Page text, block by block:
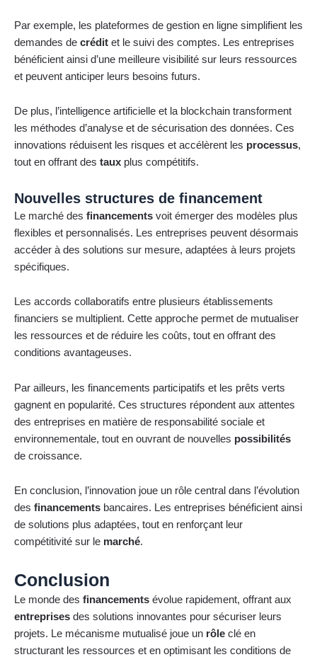
Par exemple, les plateformes de gestion en ligne simplifient les
demandes de crédit et le suivi des comptes. Les entreprises
bénéficient ainsi d’une meilleure visibilité sur leurs ressources
et peuvent anticiper leurs besoins futurs.
De plus, l’intelligence artificielle et la blockchain transforment
les méthodes d’analyse et de sécurisation des données. Ces
innovations réduisent les risques et accélèrent les processus,
tout en offrant des taux plus compétitifs.
Nouvelles structures de financement
Le marché des financements voit émerger des modèles plus
flexibles et personnalisés. Les entreprises peuvent désormais
accéder à des solutions sur mesure, adaptées à leurs projets
spécifiques.
Les accords collaboratifs entre plusieurs établissements
financiers se multiplient. Cette approche permet de mutualiser
les ressources et de réduire les coûts, tout en offrant des
conditions avantageuses.
Par ailleurs, les financements participatifs et les prêts verts
gagnent en popularité. Ces structures répondent aux attentes
des entreprises en matière de responsabilité sociale et
environnementale, tout en ouvrant de nouvelles possibilités
de croissance.
En conclusion, l’innovation joue un rôle central dans l’évolution
des financements bancaires. Les entreprises bénéficient ainsi
de solutions plus adaptées, tout en renforçant leur
compétitivité sur le marché.
Conclusion
Le monde des financements évolue rapidement, offrant aux
entreprises des solutions innovantes pour sécuriser leurs
projets. Le mécanisme mutualisé joue un rôle clé en
structurant les ressources et en optimisant les conditions de